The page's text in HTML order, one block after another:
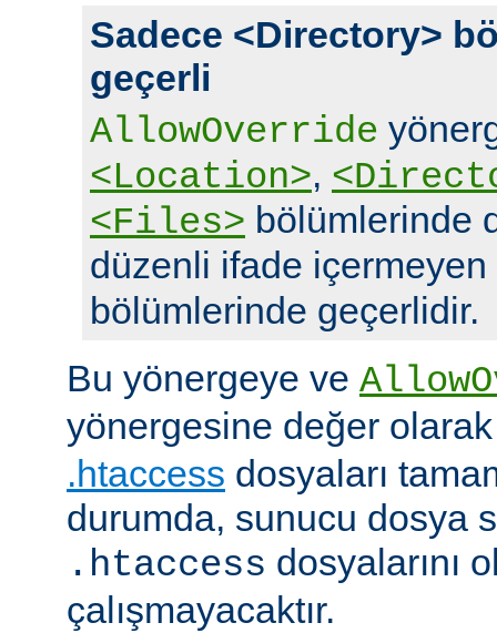
Sadece <Directory>
geçerli
AllowOverride
<Location>,
<Files> bölümlerinde
düzenli ifade içermeyen
bölümlerinde geçerlidir.
Bu yönergeye ve
yönergesine değer
.htaccess dosyaları
durumda, sunucu dosya
.htaccess dosyalarını
çalışmayacaktır.